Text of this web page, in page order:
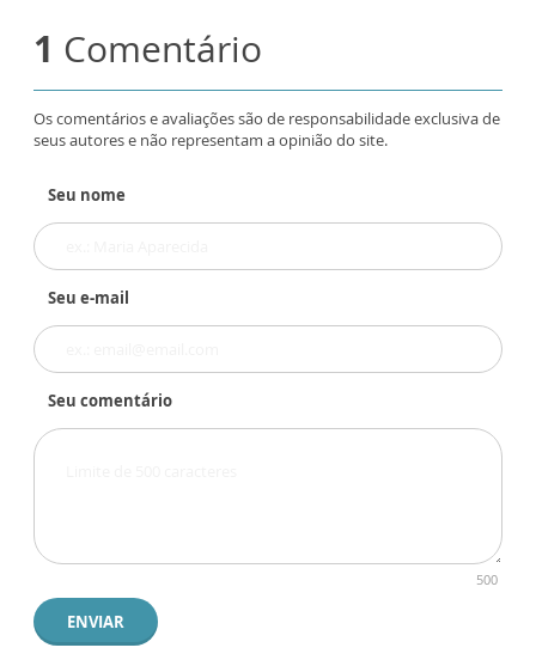
1 Comentário
Os comentários e avaliações são de responsabilidade exclusiva de
seus autores e não representam a opinião do site.
Seu nome
Seu e-mail
Seu comentário
500
ENVIAR